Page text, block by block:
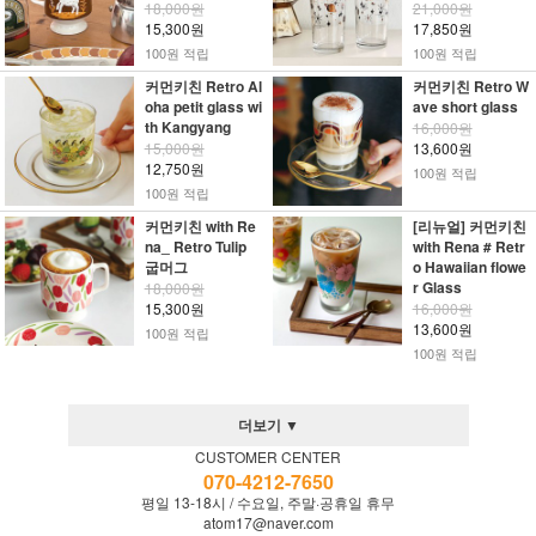
18,000원
15,300원
100원 적립
21,000원
17,850원
100원 적립
커먼키친 Retro Al
oha petit glass wi
th Kangyang
15,000원
12,750원
100원 적립
커먼키친 Retro W
ave short glass
16,000원
13,600원
100원 적립
커먼키친 with Re
na_ Retro Tulip
굽머그
18,000원
15,300원
100원 적립
[리뉴얼] 커먼키친
with Rena # Retr
o Hawaiian flowe
r Glass
16,000원
13,600원
100원 적립
더보기 ▼
CUSTOMER CENTER
070-4212-7650
평일 13-18시 / 수요일, 주말·공휴일 휴무
atom17@naver.com